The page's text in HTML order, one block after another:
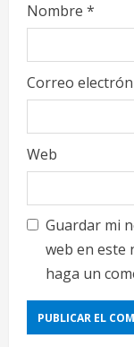
Nombre *
Correo
Web
Guardar mi
web en este
haga un